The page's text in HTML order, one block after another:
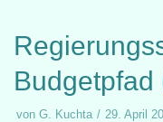
Budgetpfad
von G. Kuchta 29. April